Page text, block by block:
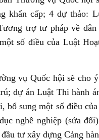
khẩn cấp; 4 dự thảo:
trợ tư pháp về
số điều của Luật
vụ Quốc hội sẽ cho
dự án Luật Thi hành
bổ sung một số điều
nghề nghiệp (sửa
tư xây dựng Cảng